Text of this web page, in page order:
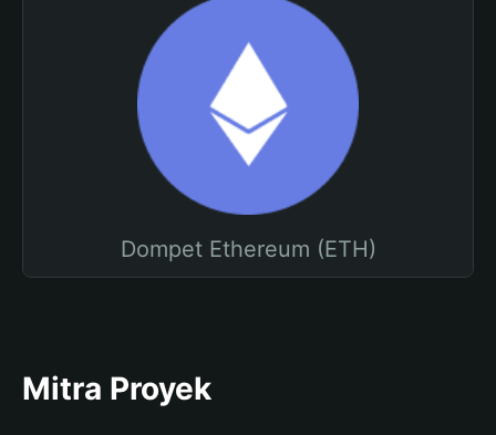
Dompet Ethereum (ETH)
Mitra Proyek